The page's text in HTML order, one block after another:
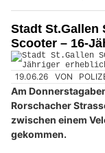
Stadt St.Gallen
Scooter – 16-
19.06.26 VON
Am
Rorschacher
zwischen einem
gekommen.